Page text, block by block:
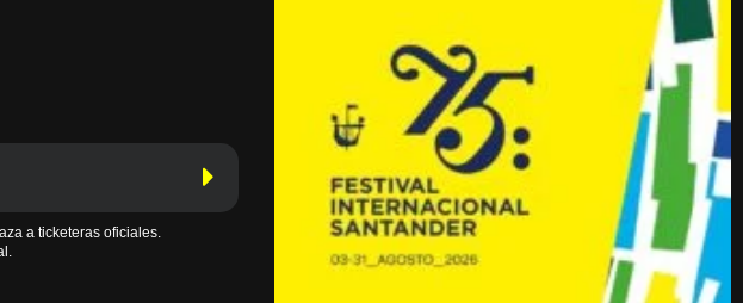
a ticketeras oficiales.